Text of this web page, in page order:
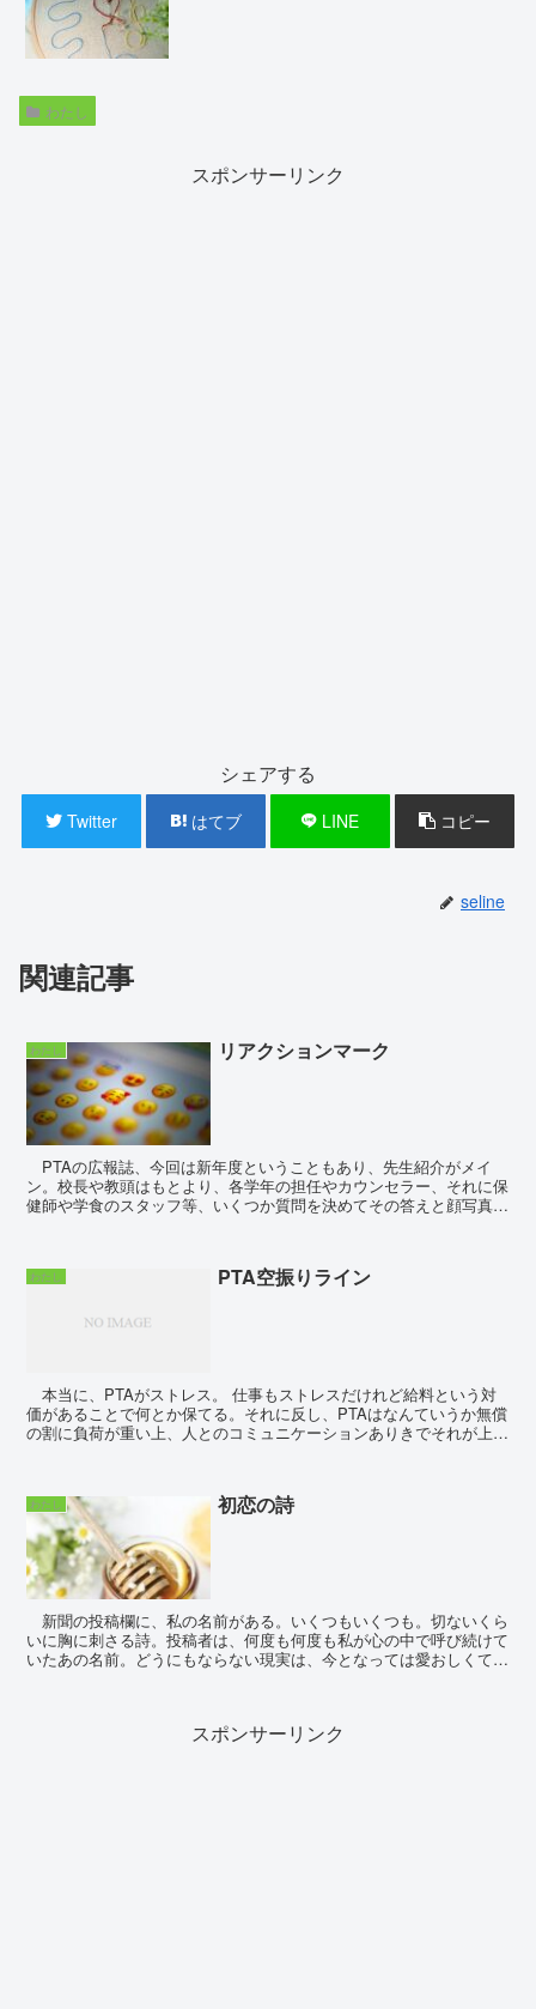
わたし
スポンサーリンク
シェアする
Twitter はてブ LINE コピー
seline
関連記事
わたし リアクションマーク
PTAの広報誌、今回は新年度ということもあり、先生紹介がメイ
ン。校長や教頭はもとより、各学年の担任やカウンセラー、それに保
健師や学食のスタッフ等、いくつか質問を決めてその答えと顔写真を
わたし PTA空振りライン
本当に、PTAがストレス。 仕事もストレスだけれど給料という対
価があることで何とか保てる。それに反し、PTAはなんていうか無償
の割に負荷が重い上、人とのコミュニケーションありきでそれが上手
わたし 初恋の詩
新聞の投稿欄に、私の名前がある。いくつもいくつも。切ないくら
いに胸に刺さる詩。投稿者は、何度も何度も私が心の中で呼び続けて
いたあの名前。どうにもならない現実は、今となっては愛おしくて、
スポンサーリンク